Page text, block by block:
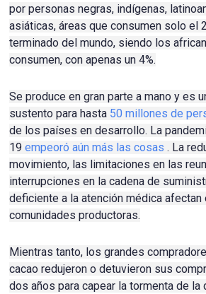
por personas negras, indígenas,
asiáticas, áreas que consumen solo el
terminado del mundo, siendo los
consumen, con apenas un 4%.
Se produce en gran parte a mano y es
sustento para hasta 50 millones de
de los países en desarrollo. La
19empeoró aún más las cosas . La
movimiento, las limitaciones en las
interrupciones en la cadena de
deficiente a la atención médica afectan
comunidades productoras.
Mientras tanto, los grandes
cacao redujeron o detuvieron sus
dos años para capear la tormenta de la